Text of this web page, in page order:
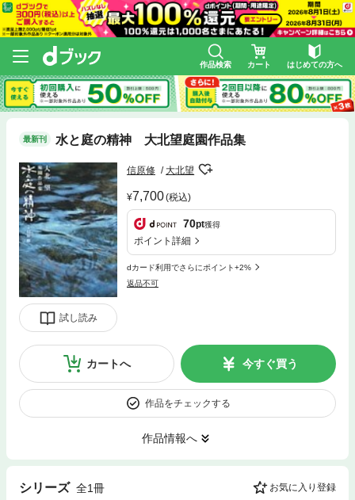
作品検索 カート はじめての方へ
最新刊 水と庭の精神 大北望庭園作品集
試し読み
信原修 大北望
7,700(税込)
70pt獲得
ポイント詳細
dカード利用でさらにポイント+2%
返品不可
カートへ 今すぐ買う
作品をチェックする
作品情報へ
シリーズ 全1冊 お気に入り登録